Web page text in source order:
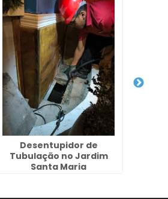
Desentupidor de
Tubulação no Jardim
Santa Maria